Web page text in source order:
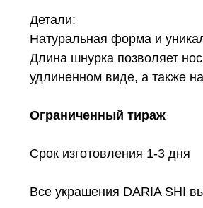
Детали:
Натуральная форма и
Длина шнурка позволяет
удлиненном виде, а также
Ограниченный тираж
Срок изготовления 1-3 дня
Все украшения DARIA SHI